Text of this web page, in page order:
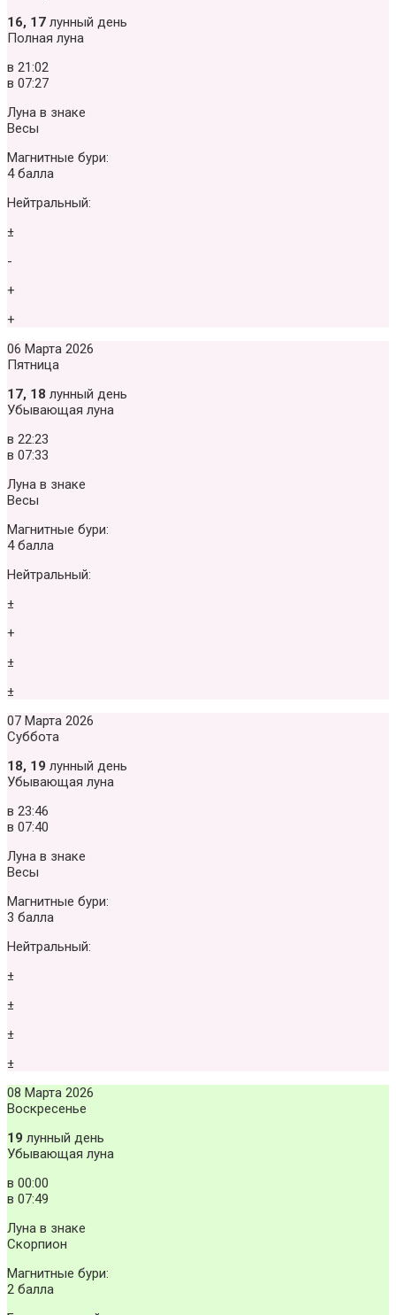
16, 17 лунный день
Полная луна
в 21:02
в 07:27
Луна в знаке
Весы
Магнитные бури:
4 балла
Нейтральный:
±
-
+
+
06 Марта 2026
Пятница
17, 18 лунный день
Убывающая луна
в 22:23
в 07:33
Луна в знаке
Весы
Магнитные бури:
4 балла
Нейтральный:
±
+
±
±
07 Марта 2026
Суббота
18, 19 лунный день
Убывающая луна
в 23:46
в 07:40
Луна в знаке
Весы
Магнитные бури:
3 балла
Нейтральный:
±
±
±
±
08 Марта 2026
Воскресенье
19 лунный день
Убывающая луна
в 00:00
в 07:49
Луна в знаке
Скорпион
Магнитные бури:
2 балла